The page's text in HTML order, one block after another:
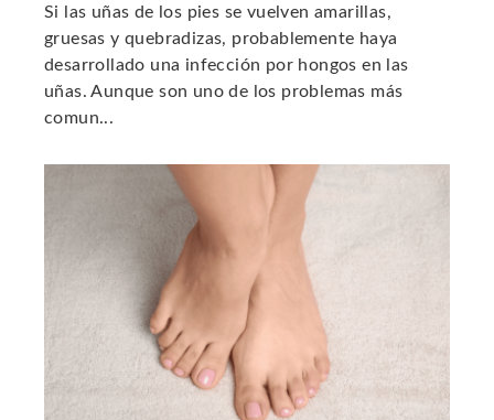
Si las uñas de los pies se vuelven amarillas,
gruesas y quebradizas, probablemente haya
desarrollado una infección por hongos en las
uñas. Aunque son uno de los problemas más
comun...